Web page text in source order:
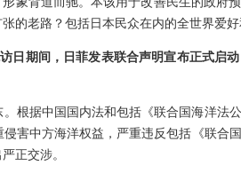
的老路？包括日本民众在内的全世界爱好
日期间，日菲发表联合声明宣布正式启
根据中国国内法和包括《联合国海洋法
害中方海洋权益，严重违反包括《联合
正交涉。